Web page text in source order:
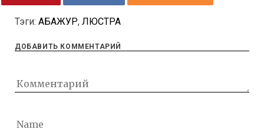
Тэги: АБАЖУР, ЛЮСТРА
ДОБАВИТЬ КОММЕНТАРИЙ